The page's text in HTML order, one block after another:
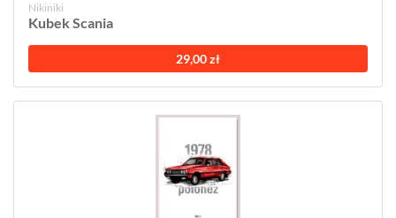
Nikiniki
Kubek Scania
29,00 zł